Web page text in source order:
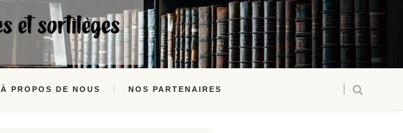
À PROPOS DE NOUS NOS PARTENAIRES